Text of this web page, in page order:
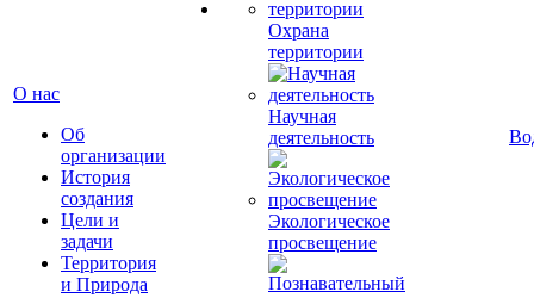
О нас
Об
организации
История
создания
Цели и
задачи
Территория
и Природа
Охрана
территории
Научная
деятельность
Экологическое
просвещение